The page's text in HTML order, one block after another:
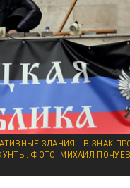
ЗДАНИЯ - В ЗНАК
ФОТО: МИХАИЛ